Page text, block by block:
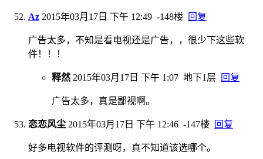
Az 2015年03月17日 下午 12:49 -148楼 回复
广告太多，不知是看电视还是广告，，很少下这些软
件！！！
释然 2015年03月17日 下午 1:07 地下1层 回复
广告太多，真是鄙视啊。
恋恋风尘 2015年03月17日 下午 12:46 -147楼 回复
好多电视软件的评测呀，真不知道该选哪个。